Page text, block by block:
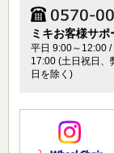
ミキお客様サポ
平日 9:00～12:00 /
17:00 (土日祝日、
日を除く)